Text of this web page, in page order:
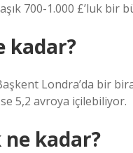
700-1.000 £’luk bir
kadar?
Londra’da bir
5,2 avroya içilebiliyor.
kadar?